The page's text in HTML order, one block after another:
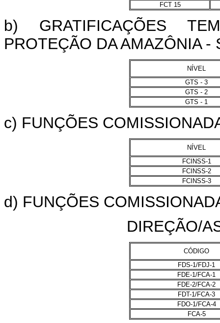
FCT 15
b) GRATIFICAÇÕES
PROTEÇÃO DA AMAZÔNIA -
NÍVEL
GTS - 3
GTS - 2
GTS - 1
c) FUNÇÕES
NÍVEL
FCINSS-1
FCINSS-2
FCINSS-3
d) FUNÇÕES
DIREÇÃO/
CÓDIGO
FDS-1/FDJ-1
FDE-1/FCA-1
FDE-2/FCA-2
FDT-1/FCA-3
FDO-1/FCA-4
FCA-5